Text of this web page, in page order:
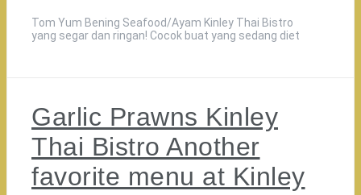
Tom Yum Bening Seafood/Ayam Kinley Thai Bistro
yang segar dan ringan! Cocok buat yang sedang diet
Garlic Prawns Kinley
Thai Bistro Another
favorite menu at Kinley